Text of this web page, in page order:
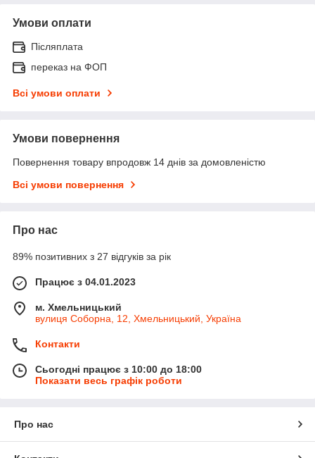
Умови оплати
Післяплата
переказ на ФОП
Всі умови оплати
Умови повернення
Повернення товару впродовж 14 днів за домовленістю
Всі умови повернення
Про нас
89% позитивних з 27 відгуків за рік
Працює з 04.01.2023
м. Хмельницький
вулиця Соборна, 12, Хмельницький, Україна
Контакти
Сьогодні працює з 10:00 до 18:00
Показати весь графік роботи
Про нас